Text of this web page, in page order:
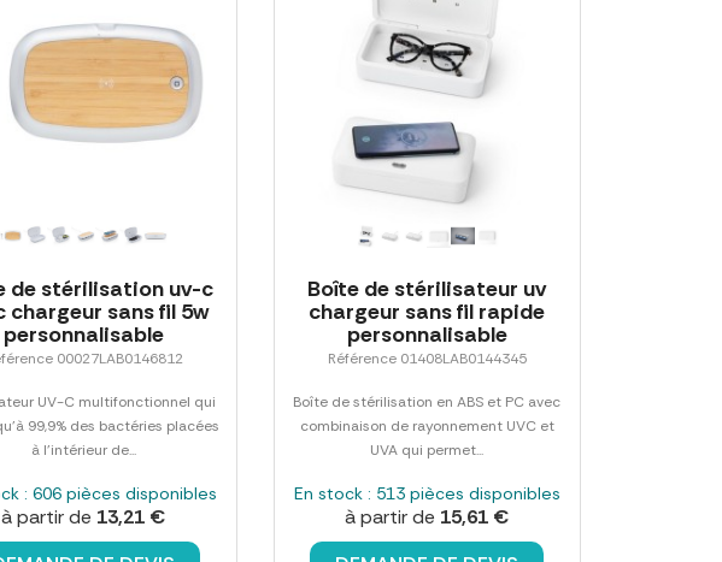
de stérilisation uv-c
chargeur sans fil 5w
personnalisable
00027LAB0146812
UV-C multifonctionnel qui
99,9% des bactéries placées
à l'intérieur de...
: 606 pièces disponibles
à partir de 13,21 €
Boîte de stérilisateur uv
chargeur sans fil rapide
personnalisable
Référence 01408LAB0144345
Boîte de stérilisation en ABS et PC avec
combinaison de rayonnement UVC et
UVA qui permet...
En stock : 513 pièces disponibles
à partir de 15,61 €